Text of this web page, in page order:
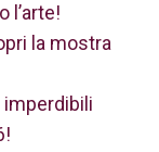
l’arte!
la mostra
imperdibili